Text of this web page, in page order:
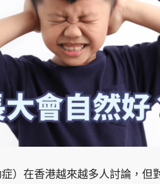
PCM 電腦廣場 星島頭條
）在香港越來越多人討論，但